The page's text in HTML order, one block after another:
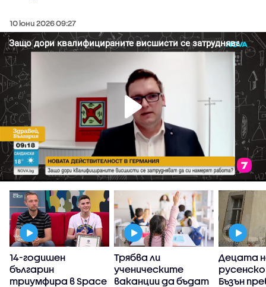
10 юни 2026 09:27
14-годишен
българин
триумфира в Space
Трябва ли
ученическите
ваканции да бъдат
Децата
Бъзън